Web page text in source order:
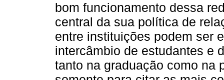
bom funcionamento dessa
central da sua política de
entre instituições podem ser
intercâmbio de estudantes e
tanto na graduação como na